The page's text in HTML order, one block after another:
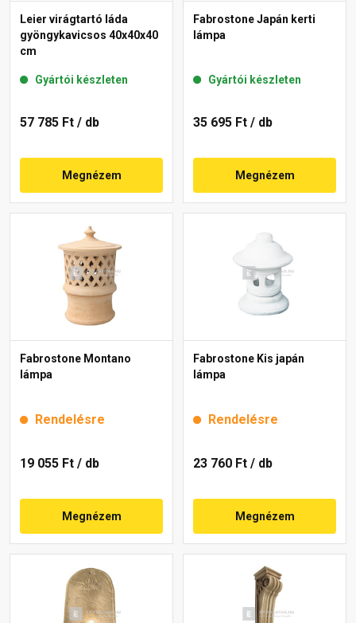
Leier virágtartó láda
gyöngykavicsos 40x40x40
cm
Gyártói készleten
57 785 Ft / db
Megnézem
Fabrostone Japán kerti
lámpa
Gyártói készleten
35 695 Ft / db
Megnézem
Fabrostone Montano
lámpa
Rendelésre
19 055 Ft / db
Megnézem
Fabrostone Kis japán
lámpa
Rendelésre
23 760 Ft / db
Megnézem